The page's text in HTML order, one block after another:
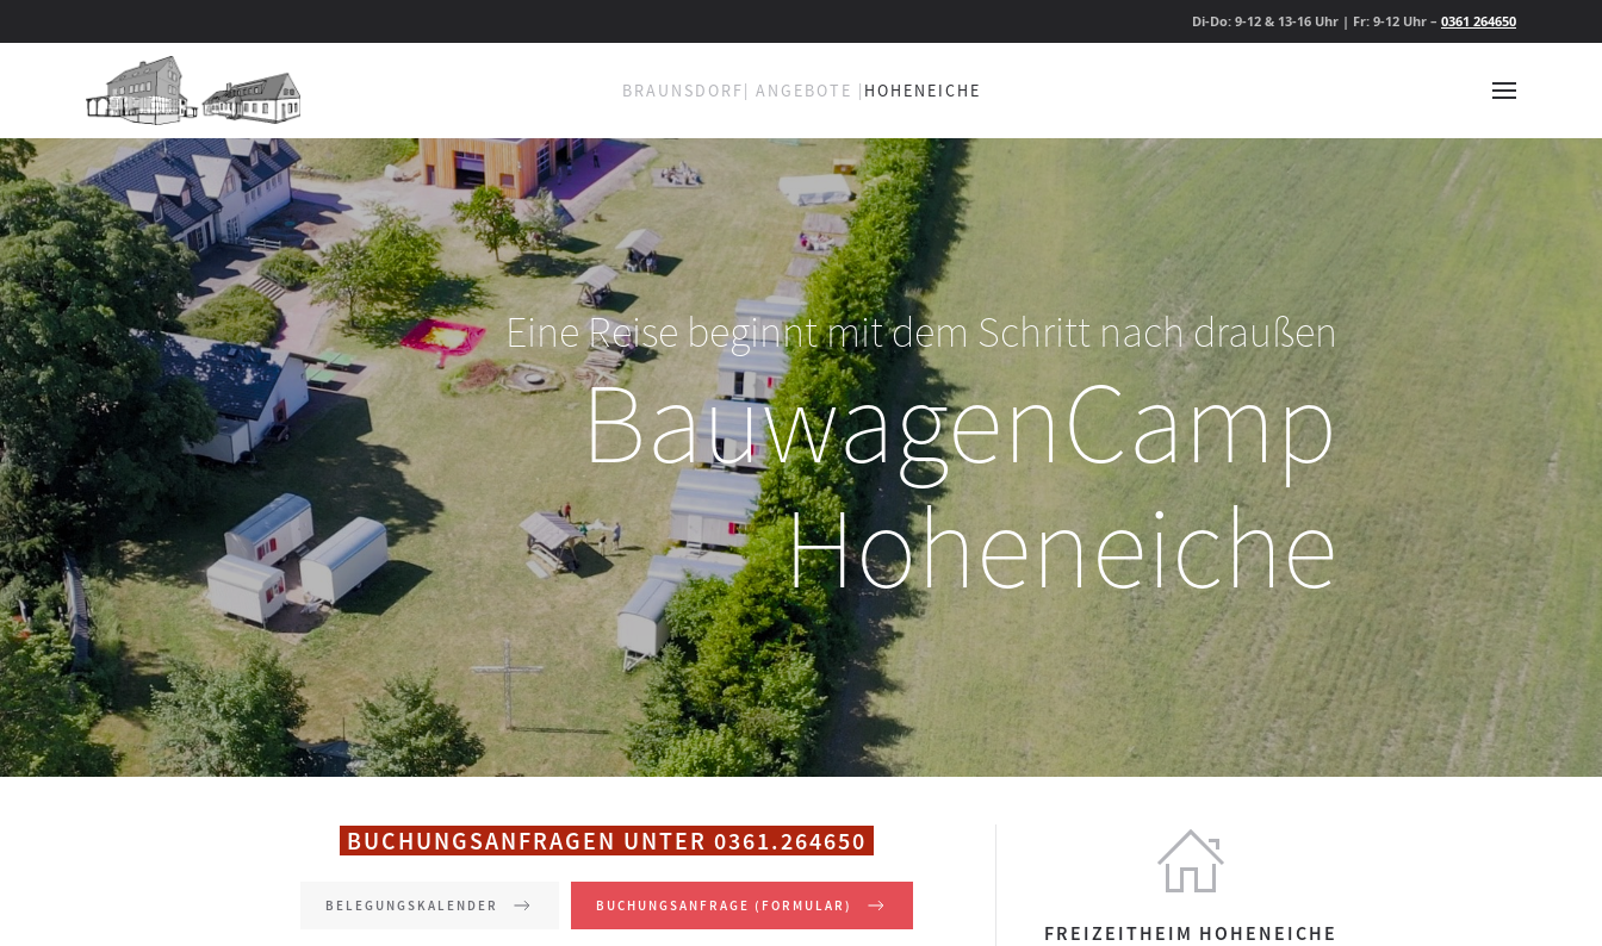
Zum Hauptinhalt springen
Di-Do: 9-12 & 13-16 Uhr | Fr: 9-12 Uhr – 0361 264650
BRAUNSDORF| ANGEBOTE | HOHENEICHE
Eine Reise beginnt mit dem Schritt nach draußen
BauwagenCamp
Hoheneiche
BUCHUNGSANFRAGEN UNTER 0361.264650
BELEGUNGSKALENDER BUCHUNGSANFRAGE (FORMULAR)
FREIZEITHEIM HOHENEICHE